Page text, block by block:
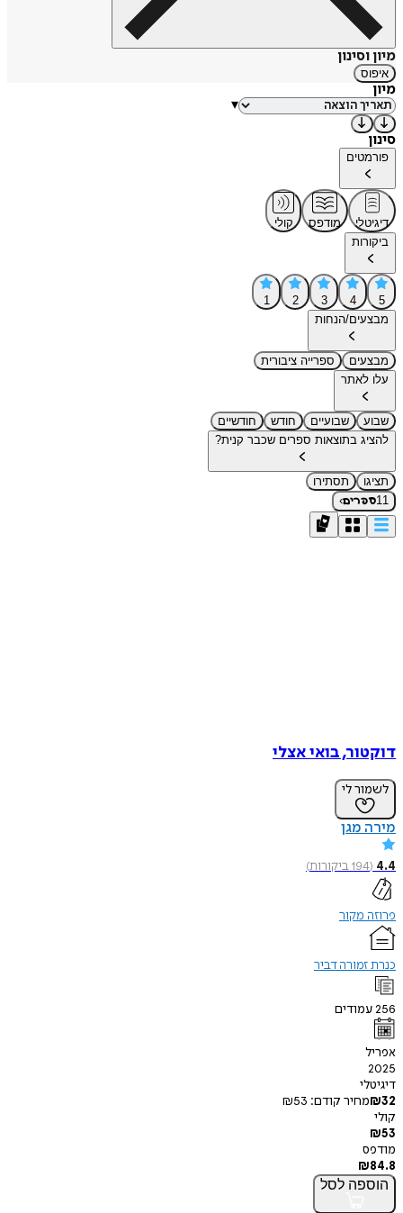
מקור: ויקיפדיה
https://tinyurl.com/3pabt6h3
מיון וסינון
איפוס
מיון
▾
סינון
פורמטים
דיגיטלי מודפס
קולי
ביקורות
5
4
3
2
1
מבצעים/הנחות
מבצעים
ספרייה ציבורית
עלו לאתר
שבוע שבועיים חודש
חודשיים
להציג בתוצאות ספרים שכבר קנית?
תציגו
תסתירו
11ספרים›
דוקטור, בואי אצלי
לשמור לי
מירה מגן
4.4
(
194ביקורות)
פרוזה מקור
כנרת זמורה דביר
256עמודים
אפריל
2025
דיגיטלי
₪32 מחיר קודם: ₪53
קולי
₪53
מודפס
₪84.8
הוספה לסל